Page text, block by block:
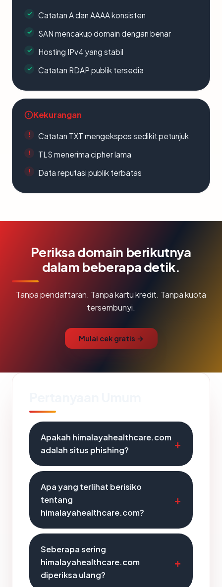
Catatan A dan AAAA konsisten
SAN mencakup domain dengan benar
Hosting IPv4 yang stabil
Catatan RDAP publik tersedia
Kekurangan
Catatan TXT mengekspos sedikit petunjuk
TLS menerima cipher lama
Data reputasi publik terbatas
Periksa domain berikutnya
dalam beberapa detik.
Tanpa pendaftaran. Tanpa kartu kredit. Tanpa kuota
tersembunyi.
Mulai cek gratis →
Apakah himalayahealthcare.com
adalah situs phishing?
Apa yang terlihat berisiko
tentang
himalayahealthcare.com?
Seberapa sering
himalayahealthcare.com
diperiksa ulang?